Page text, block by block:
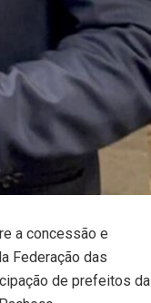
a concessão e
Federação das
de prefeitos da